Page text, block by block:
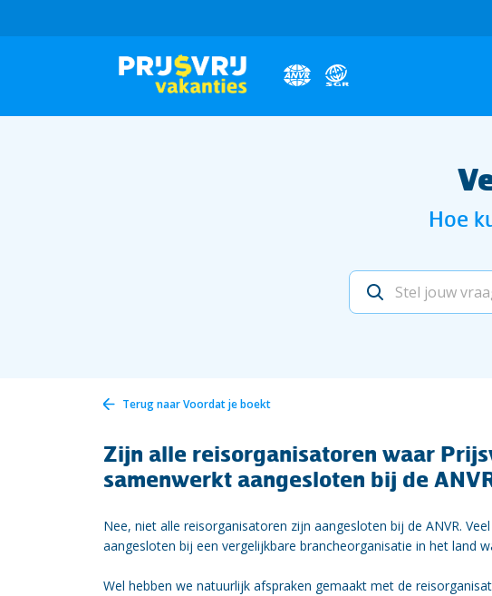
Hoe
Terug naarVoordat je boekt
Zijn alle reisorganisatoren waar
samenwerkt aangesloten bij de
Nee, niet alle reisorganisatoren zijn aangesloten bij de ANVR.
aangesloten bij een vergelijkbare brancheorganisatie in het land
Wel hebben we natuurlijk afspraken gemaakt met de